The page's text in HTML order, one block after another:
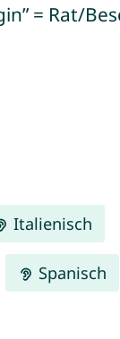
= Rat/
Italienisch
Spanisch